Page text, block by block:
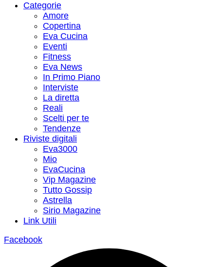
Categorie
Amore
Copertina
Eva Cucina
Eventi
Fitness
Eva News
In Primo Piano
Interviste
La diretta
Reali
Scelti per te
Tendenze
Riviste digitali
Eva3000
Mio
EvaCucina
Vip Magazine
Tutto Gossip
Astrella
Sirio Magazine
Link Utili
Facebook